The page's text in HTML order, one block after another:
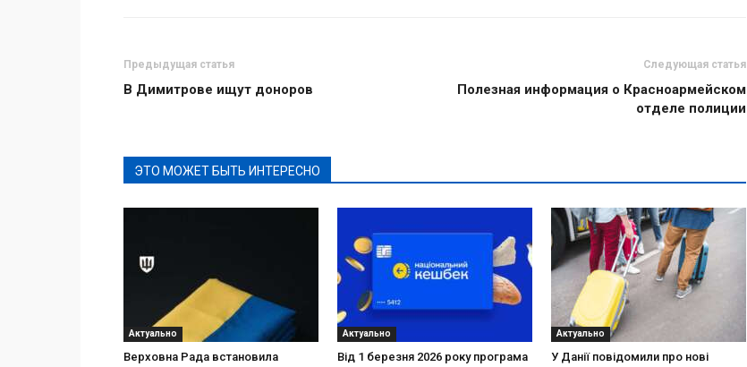
Предыдущая статья
В Димитрове ищут доноров
Следующая статья
Полезная информация о Красноармейском
отделе полиции
ЭТО МОЖЕТ БЫТЬ ИНТЕРЕСНО
Актуально
Верховна Рада встановила
Актуально
Від 1 березня 2026 року програма
Актуально
У Данії повідомили про нові